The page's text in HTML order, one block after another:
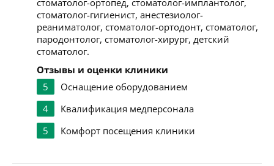
стоматолог-ортопед, стоматолог-имплантолог,
стоматолог-гигиенист, анестезиолог-
реаниматолог, стоматолог-ортодонт, стоматолог,
пародонтолог, стоматолог-хирург, детский
стоматолог.
Отзывы и оценки клиники
5
Оснащение оборудованием
4
Квалификация медперсонала
5
Комфорт посещения клиники